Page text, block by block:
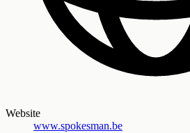
Website
www.spokesman.be